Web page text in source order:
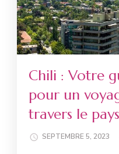
Chili : Votre
pour un
travers le pays
SEPTEMBRE 5, 2023